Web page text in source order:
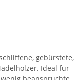
gebürstete,
Ideal für